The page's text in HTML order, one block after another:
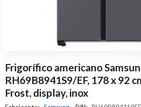
Frigorífico americano
RH69B8941S9/EF, 178 x 92
Frost, display, inox